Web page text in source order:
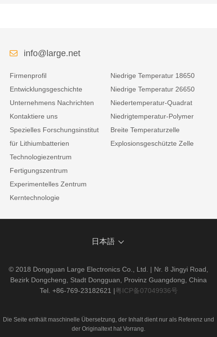
info@large.net
Firmenprofil
Entwicklungsgeschichte
Unternehmens Nachrichten
Kontaktiere uns
Spezielles Forschungsinstitut
für Lithiumbatterien
Technologiezentrum
Fertigungszentrum
Experimentelles Zentrum
Kerntechnologie
Niedrige Temperatur 18650
Niedrige Temperatur 26650
Niedertemperatur-Quadrat
Niedrigtemperatur-Polymer
Breite Temperaturzelle
Explosionsgeschützte Zelle
日本語
© 2018 Dongguan Large Electronics Co., Ltd. | Nr. 8 Jingyi Road,
Bezirk Dongcheng, Stadt Dongguan, Provinz Guangdong, China
Tel. +86-769-23182621 |粤ICP备07049936号
Die Seite enthält maschinelle Übersetzung, der Inhalt dient nur als Referenz und
der Originaltext hat Vorrang.